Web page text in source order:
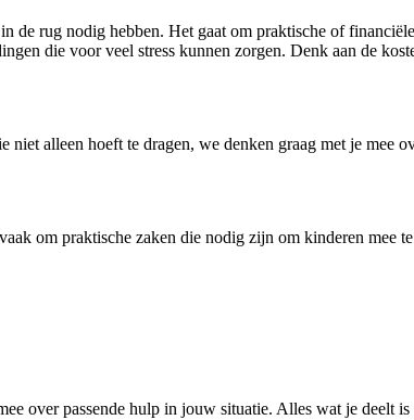
de rug nodig hebben. Het gaat om praktische of
die voor veel stress kunnen zorgen. Denk aan de
alleen hoeft te dragen, we denken graag met je mee
om praktische zaken die nodig zijn om kinderen mee
over passende hulp in jouw situatie. Alles wat je deelt